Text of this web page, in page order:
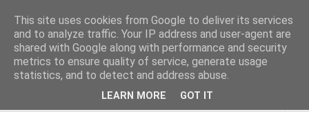
Comoju
La Cocina del Día a Día y el día a día de la Gastronomía
This site uses cookies from Google to deliver its services
and to analyze traffic. Your IP address and user-agent are
shared with Google along with performance and security
metrics to ensure quality of service, generate usage
statistics, and to detect and address abuse.
LEARN MORE GOT IT